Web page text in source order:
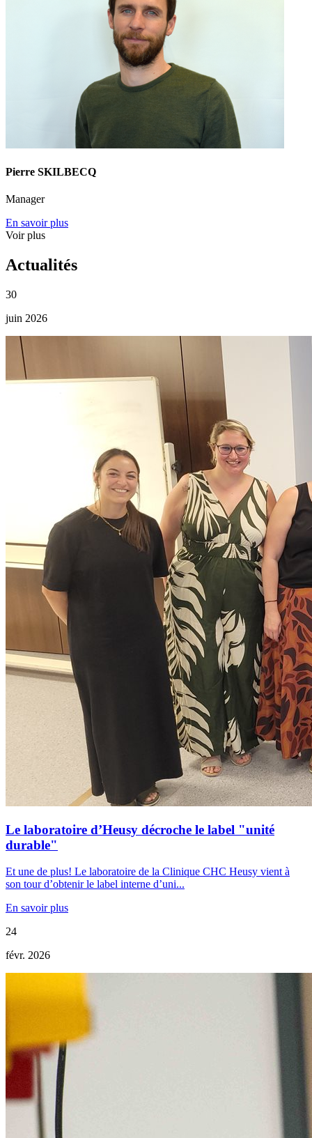
Pierre SKILBECQ
Manager
En savoir plus
Voir plus
Actualités
30
juin 2026
Le laboratoire d’Heusy décroche le label "unité
durable"
Et une de plus! Le laboratoire de la Clinique CHC Heusy vient à
son tour d’obtenir le label interne d’uni...
En savoir plus
24
févr. 2026